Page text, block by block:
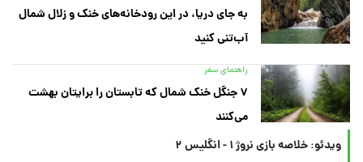
به جای دریا، در این رودخانه‌های خنک و زلال شمال
آب‌تنی کنید
راهنمای سفر
۷ جنگل خنک شمال که تابستان را برایتان بهشت
می‌کنند
ویدئو: خلاصه بازی نروژ ۱ - انگلیس ۲